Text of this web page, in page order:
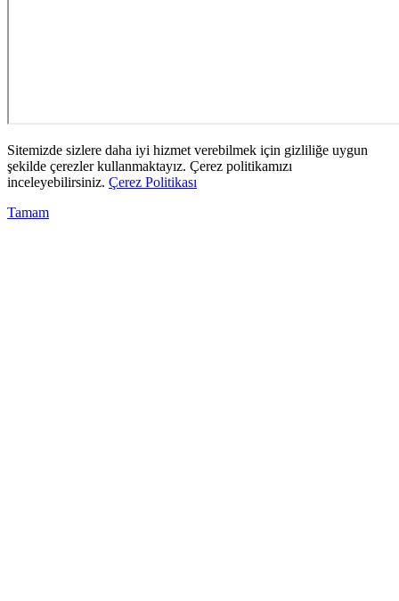
Sitemizde sizlere daha iyi hizmet verebilmek için gizliliğe uygun
şekilde çerezler kullanmaktayız. Çerez politikamızı
inceleyebilirsiniz. Çerez Politikası
Tamam